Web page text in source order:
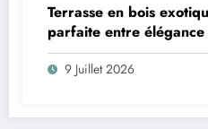
Terrasse en bois
parfaite entre élégance
9 Juillet 2026